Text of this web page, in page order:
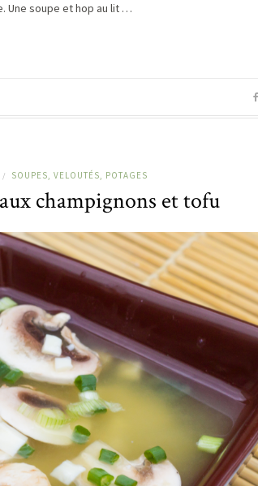
Une soupe et hop au lit …
/ SOUPES, VELOUTÉS, POTAGES
champignons et tofu